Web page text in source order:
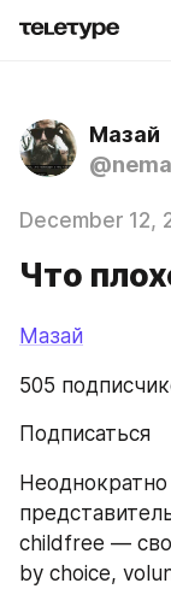
Мазай
December 12,
Что
Мазай
505
Подписаться
childfree —
by choice,